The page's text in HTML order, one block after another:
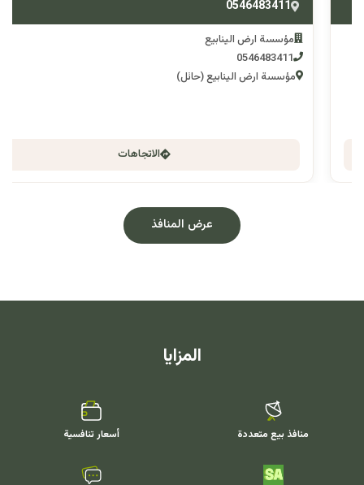
0546483411
مؤسسة ارض الينابيع
0546483411
مؤسسة ارض الينابيع (حائل)
الاتجاهات
عرض المنافذ
المزايا
منافذ بيع متعددة أسعار تنافسية